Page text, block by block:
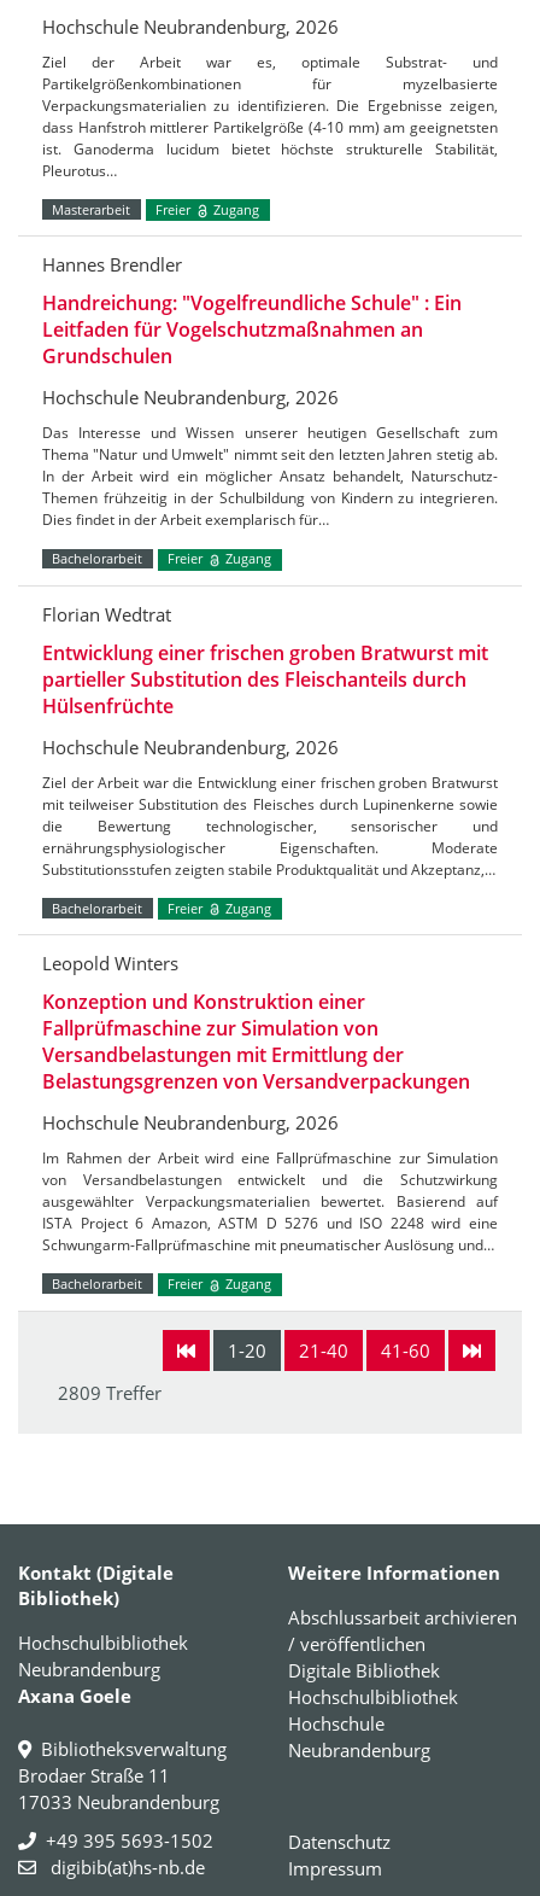
Hochschule Neubrandenburg, 2026
Ziel der Arbeit war es, optimale Substrat- und
Partikelgrößenkombinationen für myzelbasierte
Verpackungsmaterialien zu identifizieren. Die Ergebnisse zeigen,
dass Hanfstroh mittlerer Partikelgröße (4-10 mm) am geeignetsten
ist. Ganoderma lucidum bietet höchste strukturelle Stabilität,
Pleurotus…
Masterarbeit Freier Zugang
Hannes Brendler
Handreichung: "Vogelfreundliche Schule" : Ein
Leitfaden für Vogelschutzmaßnahmen an
Grundschulen
Hochschule Neubrandenburg, 2026
Das Interesse und Wissen unserer heutigen Gesellschaft zum
Thema "Natur und Umwelt" nimmt seit den letzten Jahren stetig ab.
In der Arbeit wird ein möglicher Ansatz behandelt, Naturschutz-
Themen frühzeitig in der Schulbildung von Kindern zu integrieren.
Dies findet in der Arbeit exemplarisch für…
Bachelorarbeit Freier Zugang
Florian Wedtrat
Entwicklung einer frischen groben Bratwurst mit
partieller Substitution des Fleischanteils durch
Hülsenfrüchte
Hochschule Neubrandenburg, 2026
Ziel der Arbeit war die Entwicklung einer frischen groben Bratwurst
mit teilweiser Substitution des Fleisches durch Lupinenkerne sowie
die Bewertung technologischer, sensorischer und
ernährungsphysiologischer Eigenschaften. Moderate
Substitutionsstufen zeigten stabile Produktqualität und Akzeptanz,…
Bachelorarbeit Freier Zugang
Leopold Winters
Konzeption und Konstruktion einer
Fallprüfmaschine zur Simulation von
Versandbelastungen mit Ermittlung der
Belastungsgrenzen von Versandverpackungen
Hochschule Neubrandenburg, 2026
Im Rahmen der Arbeit wird eine Fallprüfmaschine zur Simulation
von Versandbelastungen entwickelt und die Schutzwirkung
ausgewählter Verpackungsmaterialien bewertet. Basierend auf
ISTA Project 6 Amazon, ASTM D 5276 und ISO 2248 wird eine
Schwungarm-Fallprüfmaschine mit pneumatischer Auslösung und…
Bachelorarbeit Freier Zugang
1-20 21-40
41-60
2809 Treffer
Kontakt (Digitale
Bibliothek)
Hochschulbibliothek
Neubrandenburg
Axana Goele
Bibliotheksverwaltung
Brodaer Straße 11
17033 Neubrandenburg
+49 395 5693-1502
digibib(at)hs-nb.de
Weitere Informationen
Abschlussarbeit archivieren
/ veröffentlichen
Digitale Bibliothek
Hochschulbibliothek
Hochschule
Neubrandenburg
Datenschutz
Impressum